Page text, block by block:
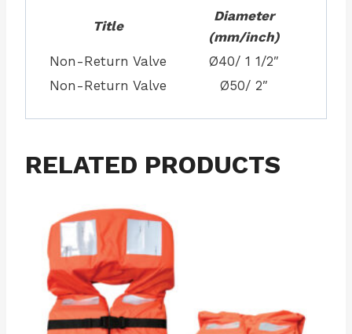
Title
Diameter
(mm/inch)
Non-Return Valve
Ø40/ 1 1/2″
Non-Return Valve
Ø50/ 2″
RELATED PRODUCTS